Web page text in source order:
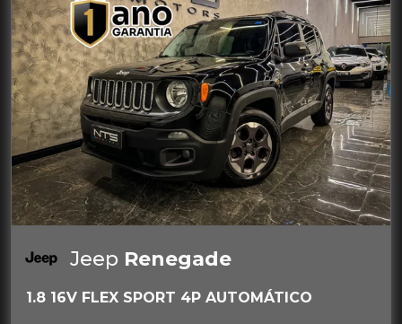
Jeep Renegade
1.8 16V FLEX SPORT 4P AUTOMÁTICO